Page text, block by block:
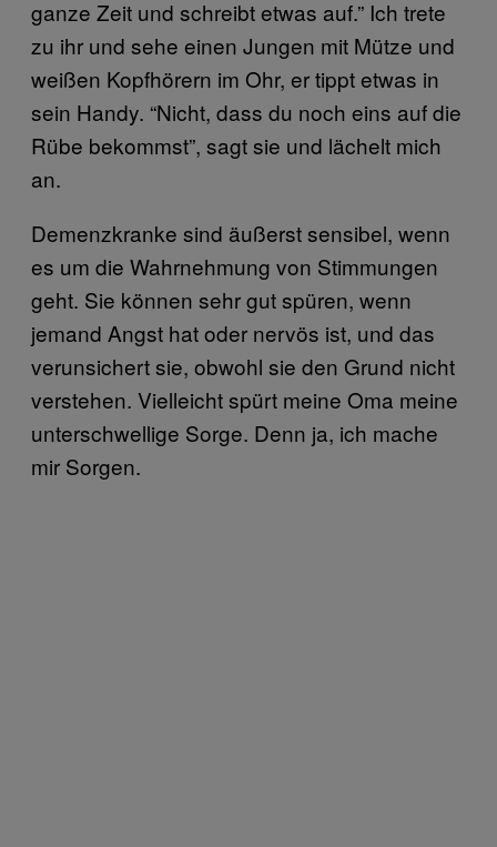
ganze Zeit und schreibt etwas auf.” Ich trete
zu ihr und sehe einen Jungen mit Mütze und
weißen Kopfhörern im Ohr, er tippt etwas in
sein Handy. “Nicht, dass du noch eins auf die
Rübe bekommst”, sagt sie und lächelt mich
an.
Demenzkranke sind äußerst sensibel, wenn
es um die Wahrnehmung von Stimmungen
geht. Sie können sehr gut spüren, wenn
jemand Angst hat oder nervös ist, und das
verunsichert sie, obwohl sie den Grund nicht
verstehen. Vielleicht spürt meine Oma meine
unterschwellige Sorge. Denn ja, ich mache
mir Sorgen.